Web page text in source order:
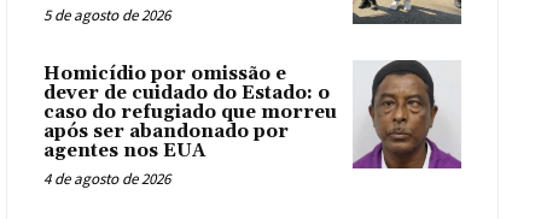
5 de agosto de 2026
Homicídio por omissão e
dever de cuidado do Estado: o
caso do refugiado que morreu
após ser abandonado por
agentes nos EUA
4 de agosto de 2026